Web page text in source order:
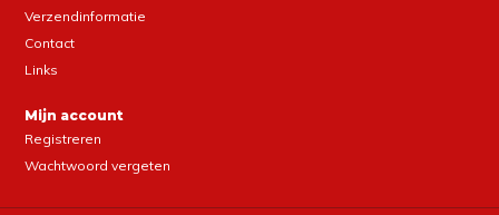
Verzendinformatie
Contact
Links
Mijn account
Registreren
Wachtwoord vergeten